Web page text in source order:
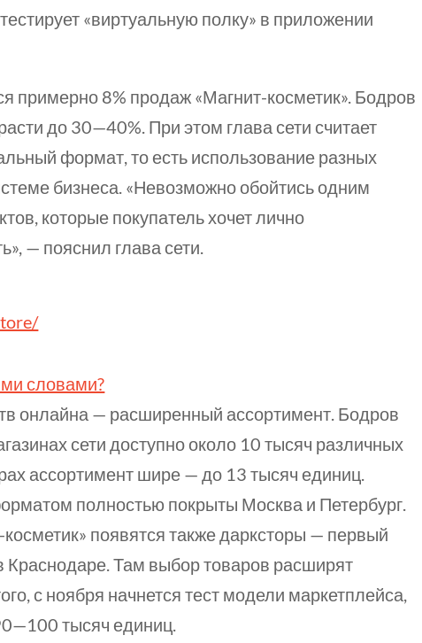
«виртуальную полку» в приложении
примерно 8% продаж «Магнит-косметик». Бодров
до 30—40%. При этом глава сети считает
формат, то есть использование разных
бизнеса. «Невозможно обойтись одним
которые покупатель хочет лично
— пояснил глава сети.
словами?
онлайна — расширенный ассортимент. Бодров
сети доступно около 10 тысяч различных
ассортимент шире — до 13 тысяч единиц.
полностью покрыты Москва и Петербург.
появятся также дарксторы — первый
Краснодаре. Там выбор товаров расширят
с ноября начнется тест модели маркетплейса,
тысяч единиц.